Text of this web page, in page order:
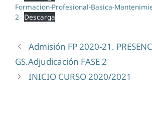
Formacion-Profesional-Basica-
2
Descarga
Admisión FP 2020-21.
GS.Adjudicación FASE 2
INICIO CURSO 2020/2021